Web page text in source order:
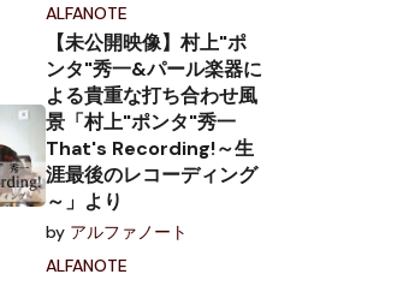
ALFANOTE
【未公開映像】村上"ポ
ンタ"秀一&パール楽器に
よる貴重な打ち合わせ風
景「村上"ポンタ"秀一
That's Recording!～生
涯最後のレコーディング
～」より
by アルファノート
ALFANOTE